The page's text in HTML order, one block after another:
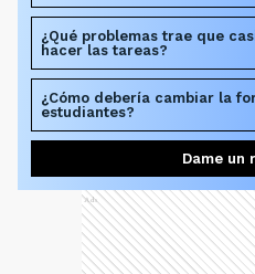
¿Qué problemas trae que
hacer las tareas?
¿Cómo debería cambiar la
estudiantes?
Dame un
Ads